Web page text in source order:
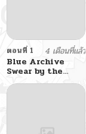
ตอนที่ 1
4 เดือนที่แล้ว
Blue Archive
Swear by the
Dawn BY
amagasa_higashi